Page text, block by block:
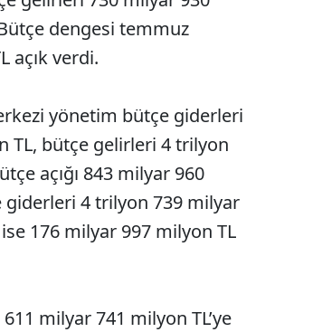
dengesi temmuz
açık verdi.
yönetim bütçe giderleri
TL, bütçe gelirleri 4 trilyon
açığı 843 milyar 960
giderleri 4 trilyon 739 milyar
ise 176 milyar 997 milyon TL
milyar 741 milyon TL’ye